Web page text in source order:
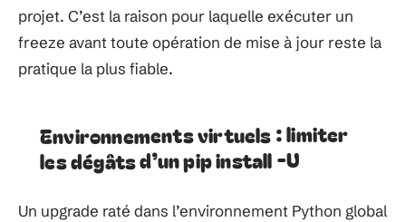
projet. C’est la raison pour laquelle exécuter un
freeze avant toute opération de mise à jour reste la
pratique la plus fiable.
Environnements virtuels : limiter
les dégâts d’un pip install -U
Un upgrade raté dans l’environnement Python global